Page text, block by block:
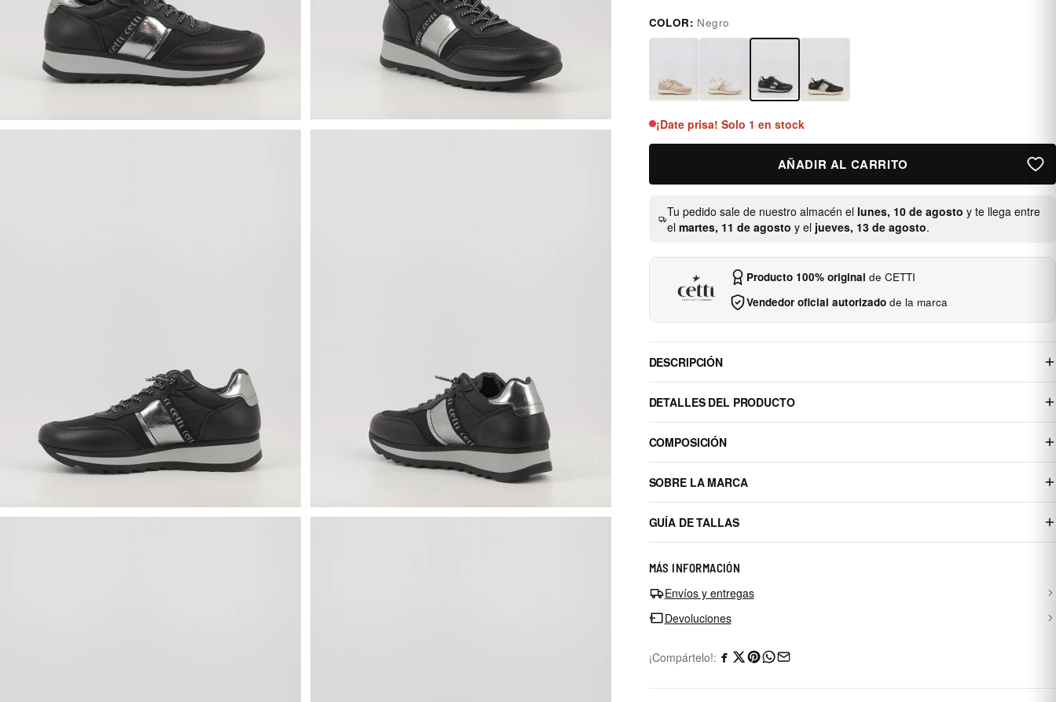
negro
COLOR: Negro
¡Date prisa! Solo 1 en stock
AÑADIR AL CARRITO
Tu pedido sale de nuestro almacén el lunes, 10 de agosto y te llega entre
elmartes, 11 de agosto y el jueves, 13 de agosto.
Producto 100% original de CETTI
Vendedor oficial autorizado de la marca
DESCRIPCIÓN
DETALLES DEL PRODUCTO
COMPOSICIÓN
SOBRE LA MARCA
GUÍA DE TALLAS
MÁS INFORMACIÓN
Envíos y entregas
Devoluciones
¡Compártelo!: